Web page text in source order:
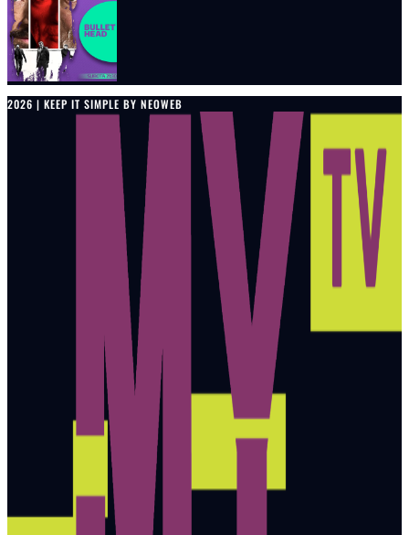
2026 | KEEP IT SIMPLE BY NEOWEB